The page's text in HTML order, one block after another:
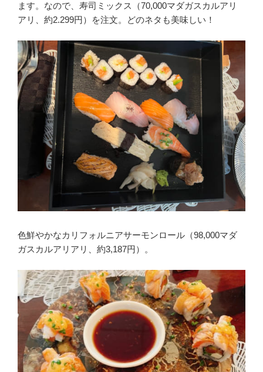
ます。なので、寿司ミックス（70,000マダガスカルアリ
アリ、約2.299円）を注文。どのネタも美味しい！
色鮮やかなカリフォルニアサーモンロール（98,000マダ
ガスカルアリアリ、約3,187円）。